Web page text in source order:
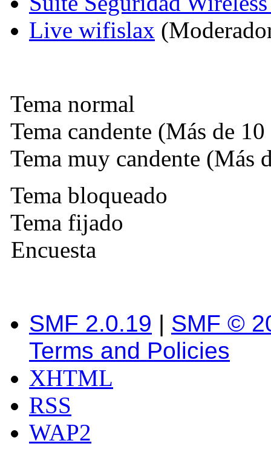
Live wifislax
Tema normal
Tema candente (Más de 10
Tema muy candente (Más
Tema bloqueado
Tema fijado
Encuesta
SMF 2.0.19 | SMF ©
Terms and Policies
XHTML
RSS
WAP2